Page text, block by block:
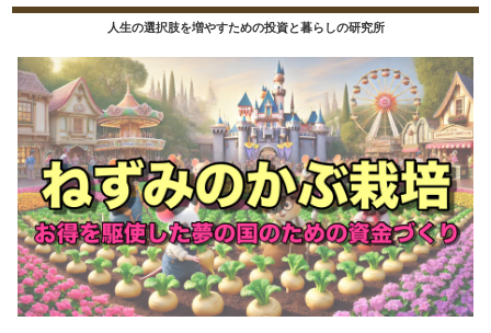
人生の選択肢を増やすための投資と暮らしの研究所